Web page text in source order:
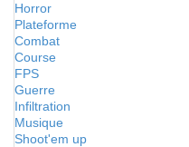
Horror
Plateforme
Combat
Course
FPS
Guerre
Infiltration
Musique
Shoot'em up